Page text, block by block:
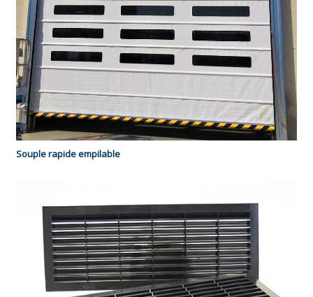
Souple rapide empilable